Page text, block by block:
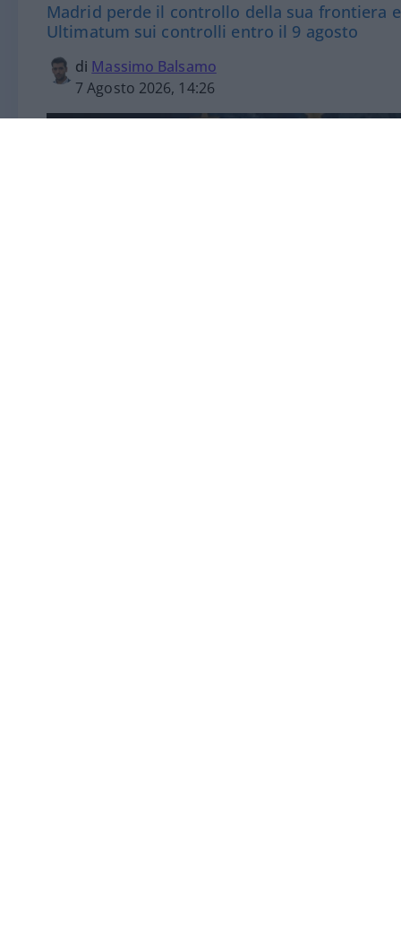
Madrid perde il controllo della sua frontiera
Ultimatum sui controlli entro il 9 agosto
di Massimo Balsamo
7 Agosto 2026, 14:26